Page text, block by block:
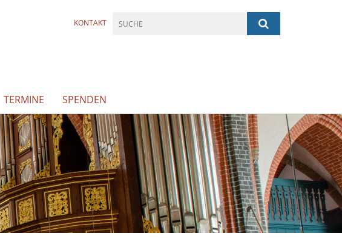
KONTAKT
TERMINE SPENDEN